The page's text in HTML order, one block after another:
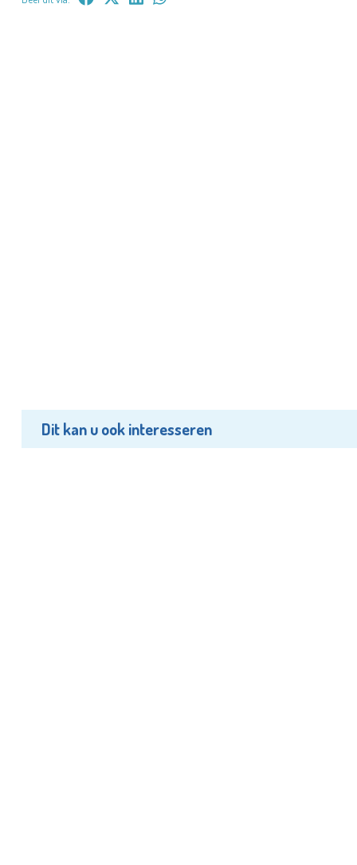
Dit kan u ook interesseren